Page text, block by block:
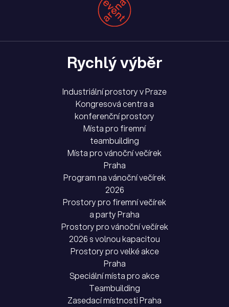
Rychlý výběr
Industriální prostory v Praze
Kongresová centra a
konferenční prostory
Místa pro firemní
teambuilding
Místa pro vánoční večírek
Praha
Program na vánoční večírek
2026
Prostory pro firemní večírek
a party Praha
Prostory pro vánoční večírek
2026 s volnou kapacitou
Prostory pro velké akce
Praha
Speciální místa pro akce
Teambuilding
Zasedací místnosti Praha